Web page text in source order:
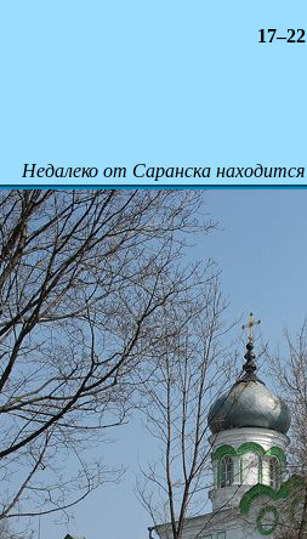
Недалеко от Саранска